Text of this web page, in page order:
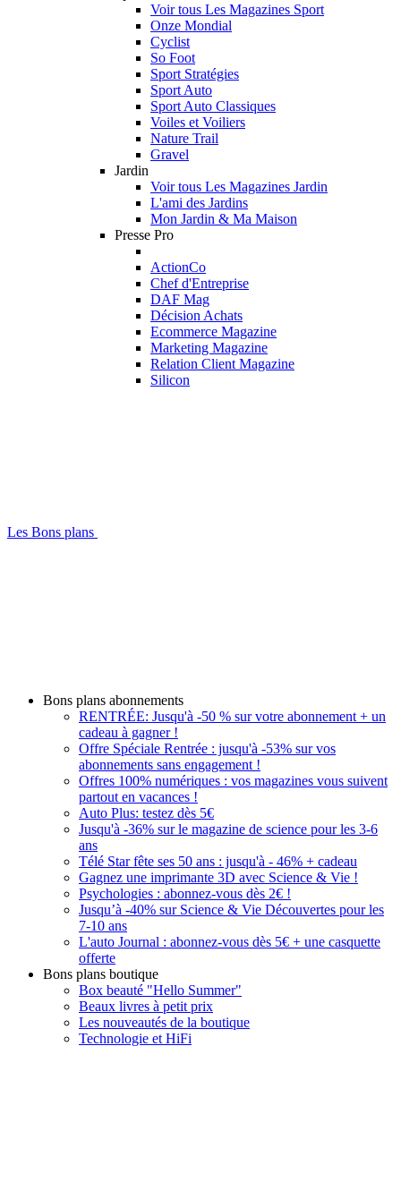
Voir tous Les Magazines Sport
Onze Mondial
Cyclist
So Foot
Sport Stratégies
Sport Auto
Sport Auto Classiques
Voiles et Voiliers
Nature Trail
Gravel
Jardin
Voir tous Les Magazines Jardin
L'ami des Jardins
Mon Jardin & Ma Maison
Presse Pro
ActionCo
Chef d'Entreprise
DAF Mag
Décision Achats
Ecommerce Magazine
Marketing Magazine
Relation Client Magazine
Silicon
Les Bons plans
Bons plans abonnements
RENTRÉE: Jusqu'à -50 % sur votre abonnement + un
cadeau à gagner !
Offre Spéciale Rentrée : jusqu'à -53% sur vos
abonnements sans engagement !
Offres 100% numériques : vos magazines vous suivent
partout en vacances !
Auto Plus: testez dès 5€
Jusqu'à -36% sur le magazine de science pour les 3-6
ans
Télé Star fête ses 50 ans : jusqu'à - 46% + cadeau
Gagnez une imprimante 3D avec Science & Vie !
Psychologies : abonnez-vous dès 2€ !
Jusqu’à -40% sur Science & Vie Découvertes pour les
7-10 ans
L'auto Journal : abonnez-vous dès 5€ + une casquette
offerte
Bons plans boutique
Box beauté "Hello Summer"
Beaux livres à petit prix
Les nouveautés de la boutique
Technologie et HiFi